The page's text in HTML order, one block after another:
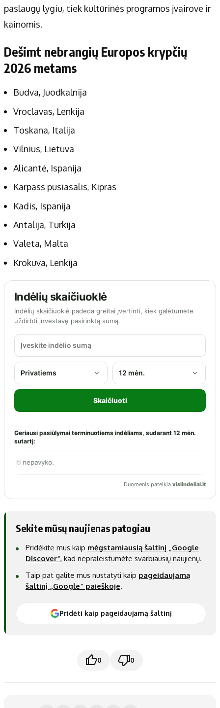
paslaugų lygiu, tiek kultūrinės programos įvairove ir
kainomis.
Dešimt nebrangių Europos krypčių
2026 metams
Budva, Juodkalnija
Vroclavas, Lenkija
Toskana, Italija
Vilnius, Lietuva
Alicantė, Ispanija
Karpass pusiasalis, Kipras
Kadis, Ispanija
Antalija, Turkija
Valeta, Malta
Krokuva, Lenkija
Sekite mūsų naujienas patogiau
Pridėkite mus kaip mėgstamiausią šaltinį „Google
Discover“, kad nepraleistumėte svarbiausių naujienų.
Taip pat galite mus nustatyti kaip pageidaujamą
šaltinį „Google“ paieškoje.
Pridėti kaip pageidaujamą šaltinį
0 0